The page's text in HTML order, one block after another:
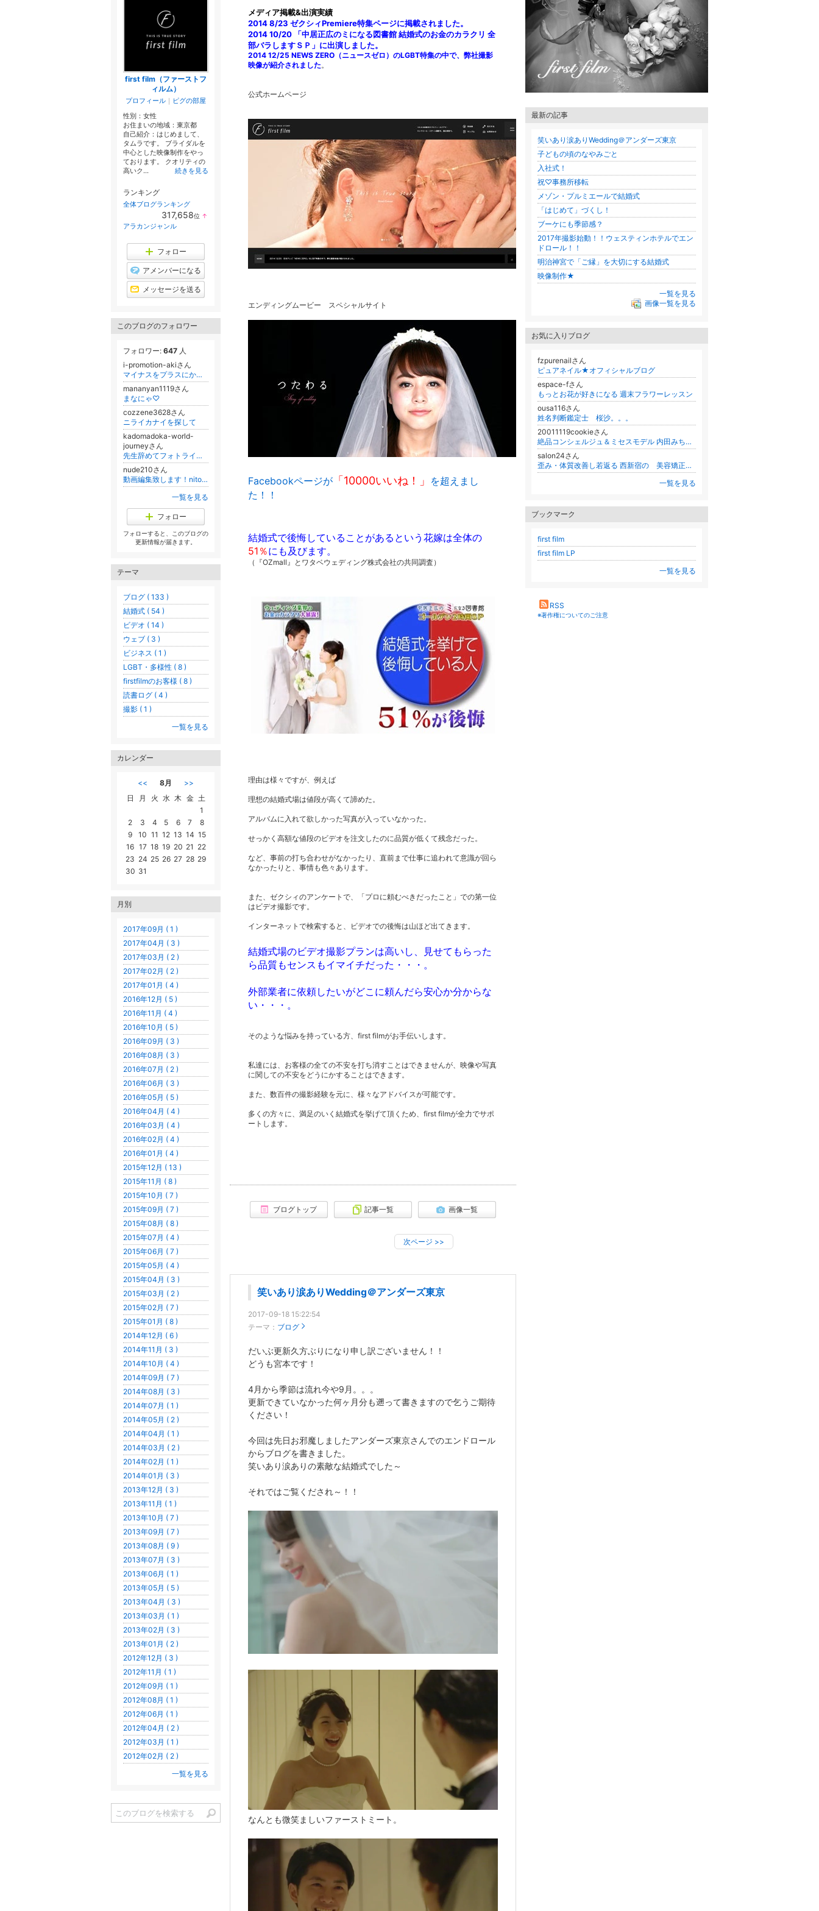
メディア掲載&出演実績
2014 8/23 ゼクシィPremiere特集ページに掲載されました。
2014 10/20 「中居正広のミになる図書館結婚式のお金のカラクリ 全
部バラしますＳＰ」 に出演しました。
2014 12/25 NEWS ZERO（ニュースゼロ）のLGBT特集の中で、弊社撮影
映像が紹介されました。
公式ホームページ
エンディングムービー スペシャルサイト
Facebookページが 「10000いいね！」 を超えまし
た！！
結婚式で後悔していることがあるという花嫁は全体の
51％にも及びます。
（『OZmall』とワタベウェディング株式会社の共同調査）
理由は様々ですが、例えば
理想の結婚式場は値段が高くて諦めた。
アルバムに入れて欲しかった写真が入っていなかった。
せっかく高額な値段のビデオを注文したのに品質が低くて残念だった。
など、事前の打ち合わせがなかったり、直前まで仕事に追われて意識が回ら
なかったりと、事情も色々あります。
また、ゼクシィのアンケートで、「プロに頼むべきだったこと」での第一位
はビデオ撮影です。
インターネットで検索すると、ビデオでの後悔は山ほど出てきます。
結婚式場のビデオ撮影プランは高いし、見せてもらった
ら品質もセンスもイマイチだった・・・。
外部業者に依頼したいがどこに頼んだら安心か分からな
い・・・。
そのような悩みを持っている方、first filmがお手伝いします。
私達には、お客様の全ての不安を打ち消すことはできませんが、映像や写真
に関しての不安をどうにかすることはできます。
また、数百件の撮影経験を元に、様々なアドバイスが可能です。
多くの方々に、満足のいく結婚式を挙げて頂くため、first filmが全力でサポ
ートします。
ブログトップ 記事一覧 画像一覧
次ページ >>
笑いあり涙ありWedding＠アンダーズ東京
2017-09-18 15:22:54
テーマ： ブログ
だいぶ更新久方ぶりになり申し訳ございません！！
どうも宮本です！
4月から季節は流れ今や9月。。。
更新できていなかった何ヶ月分も遡って書きますので乞うご期待
ください！
今回は先日お邪魔しましたアンダーズ東京さんでのエンドロール
からブログを書きました。
笑いあり涙ありの素敵な結婚式でした～
それではご覧くだされ～！！
なんとも微笑ましいファーストミート。
最新の記事
笑いあり涙ありWedding＠アンダーズ東京
子どもの頃のなやみごと
入社式！
祝♡事務所移転
メゾン・プルミエールで結婚式
「はじめて」づくし！
ブーケにも季節感？
2017年撮影始動！！ウェスティンホテルでエン
ドロール！！
明治神宮で「ご縁」を大切にする結婚式
映像制作★
一覧を見る
画像一覧を見る
お気に入りブログ
fzpurenailさん
ピュアネイル★オフィシャルブログ
espace-fさん
もっとお花が好きになる 週末フラワーレッスン
ousa116さん
姓名判断鑑定士 桜沙。。。
20011119cookieさん
絶品コンシェルジュ＆ミセスモデル 内田みち代オフィシャルブログ Powered by Ameba
salon24さん
歪み・体質改善し若返る 西新宿の 美容矯正サロンNishi
一覧を見る
ブックマーク
first film
first film LP
一覧を見る
RSS
※著作権についてのご注意
first film（ファーストフ
ィルム）
プロフィール ｜ ピグの部屋
性別： 女性
お住まいの地域： 東京都
自己紹介：はじめまして、
タムラです。 ブライダルを
中心とした映像制作をやっ
ております。 クオリティの
高いク...
続きを見る
ランキング
全体ブログランキング
317,658位 ↑
アラカンジャンル
フォロー
アメンバーになる
メッセージを送る
このブログのフォロワー
フォロワー: 647 人
i-promotion-akiさん
マイナスをプラスにかえて逆境から幸せをつかむ40歳からのゆるらくシンデレラ道
mananyan1119さん
まなにゃ♡
cozzene3628さん
ニライカナイを探して
kadomadoka-world-
journeyさん
先生辞めてフォトライターに。結婚して名前が回文「かどまどか」
nude210さん
動画編集致します！nito@女性動画編集者 youtube/広告/SNS/結婚式/思い出ムービー
一覧を見る
フォロー
フォローすると、このブログの
更新情報が届きます。
テーマ
ブログ ( 133 )
結婚式 ( 54 )
ビデオ ( 14 )
ウェブ ( 3 )
ビジネス ( 1 )
LGBT・多様性 ( 8 )
firstfilmのお客様 ( 8 )
読書ログ ( 4 )
撮影 ( 1 )
一覧を見る
カレンダー
<< 8月
>>
日
月 火 水 木 金 土
1
2
3 4 5 6 7
8
9
10 11 12 13 14 15
16 17 18 19 20 21 22
23 24 25 26 27 28 29
30 31
月別
2017年09月 ( 1 )
2017年04月 ( 3 )
2017年03月 ( 2 )
2017年02月 ( 2 )
2017年01月 ( 4 )
2016年12月 ( 5 )
2016年11月 ( 4 )
2016年10月 ( 5 )
2016年09月 ( 3 )
2016年08月 ( 3 )
2016年07月 ( 2 )
2016年06月 ( 3 )
2016年05月 ( 5 )
2016年04月 ( 4 )
2016年03月 ( 4 )
2016年02月 ( 4 )
2016年01月 ( 4 )
2015年12月 ( 13 )
2015年11月 ( 8 )
2015年10月 ( 7 )
2015年09月 ( 7 )
2015年08月 ( 8 )
2015年07月 ( 4 )
2015年06月 ( 7 )
2015年05月 ( 4 )
2015年04月 ( 3 )
2015年03月 ( 2 )
2015年02月 ( 7 )
2015年01月 ( 8 )
2014年12月 ( 6 )
2014年11月 ( 3 )
2014年10月 ( 4 )
2014年09月 ( 7 )
2014年08月 ( 3 )
2014年07月 ( 1 )
2014年05月 ( 2 )
2014年04月 ( 1 )
2014年03月 ( 2 )
2014年02月 ( 1 )
2014年01月 ( 3 )
2013年12月 ( 3 )
2013年11月 ( 1 )
2013年10月 ( 7 )
2013年09月 ( 7 )
2013年08月 ( 9 )
2013年07月 ( 3 )
2013年06月 ( 1 )
2013年05月 ( 5 )
2013年04月 ( 3 )
2013年03月 ( 1 )
2013年02月 ( 3 )
2013年01月 ( 2 )
2012年12月 ( 3 )
2012年11月 ( 1 )
2012年09月 ( 1 )
2012年08月 ( 1 )
2012年06月 ( 1 )
2012年04月 ( 2 )
2012年03月 ( 1 )
2012年02月 ( 2 )
一覧を見る